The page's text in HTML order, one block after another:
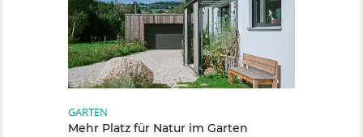
GARTEN
Mehr Platz für Natur im Garten